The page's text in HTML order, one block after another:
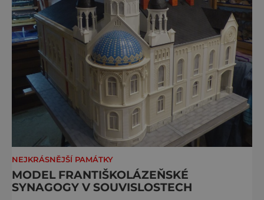
NEJKRÁSNĚJŠÍ PAMÁTKY
MODEL FRANTIŠKOLÁZEŇSKÉ
SYNAGOGY V SOUVISLOSTECH